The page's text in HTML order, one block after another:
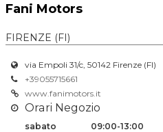
Fani Motors
FIRENZE (FI)
via Empoli 31/c, 50142 Firenze (FI)
+39055715661
www.fanimotors.it
Orari Negozio
sabato 09:00-13:00